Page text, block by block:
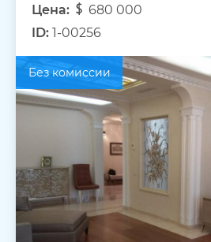
Цена:
680 000
ID: 1-00256
Без комиссии